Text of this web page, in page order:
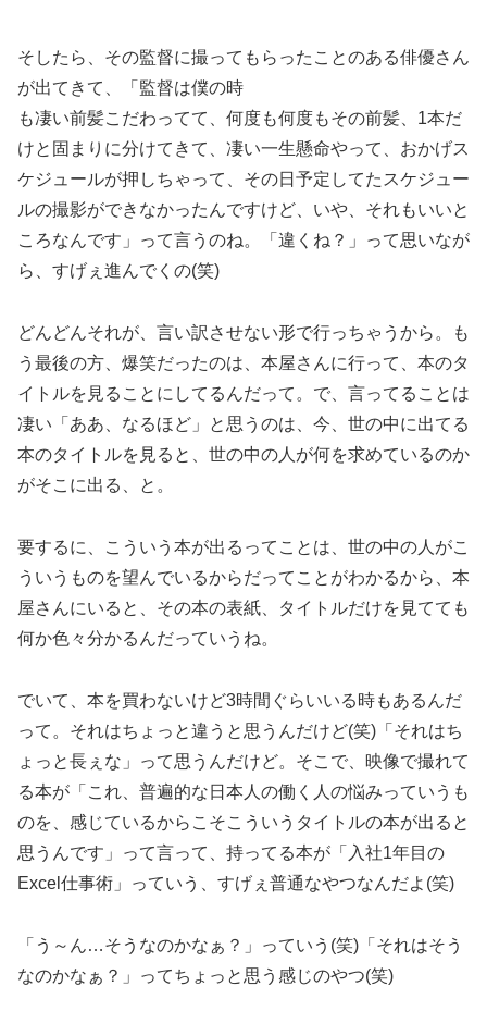
そしたら、その監督に撮ってもらったことのある俳優さん
が出てきて、「監督は僕の時
も凄い前髪こだわってて、何度も何度もその前髪、1本だ
けと固まりに分けてきて、凄い一生懸命やって、おかげス
ケジュールが押しちゃって、その日予定してたスケジュー
ルの撮影ができなかったんですけど、いや、それもいいと
ころなんです」って言うのね。「違くね？」って思いなが
ら、すげぇ進んでくの(笑)
どんどんそれが、言い訳させない形で行っちゃうから。も
う最後の方、爆笑だったのは、本屋さんに行って、本のタ
イトルを見ることにしてるんだって。で、言ってることは
凄い「ああ、なるほど」と思うのは、今、世の中に出てる
本のタイトルを見ると、世の中の人が何を求めているのか
がそこに出る、と。
要するに、こういう本が出るってことは、世の中の人がこ
ういうものを望んでいるからだってことがわかるから、本
屋さんにいると、その本の表紙、タイトルだけを見てても
何か色々分かるんだっていうね。
でいて、本を買わないけど3時間ぐらいいる時もあるんだ
って。それはちょっと違うと思うんだけど(笑)「それはち
ょっと長ぇな」って思うんだけど。そこで、映像で撮れて
る本が「これ、普遍的な日本人の働く人の悩みっていうも
のを、感じているからこそこういうタイトルの本が出ると
思うんです」って言って、持ってる本が「入社1年目の
Excel仕事術」っていう、すげぇ普通なやつなんだよ(笑)
「う～ん…そうなのかなぁ？」っていう(笑)「それはそう
なのかなぁ？」ってちょっと思う感じのやつ(笑)